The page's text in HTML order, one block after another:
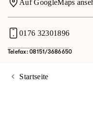
Auf GoogleMaps
0176 32301896
Telefax: 08151/3686650
Startseite